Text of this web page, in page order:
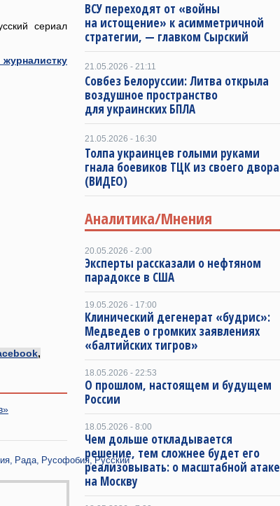
сериал
,
Рада Русофобия Русский
ВСУ переходят от «войны
на истощение» к асимметричной
стратегии, — главком Сырский
21.05.2026 - 21:11
Совбез Белоруссии: Литва открыла
воздушное пространство
для украинских БПЛА
21.05.2026 - 16:30
Толпа украинцев голыми руками
гнала боевиков ТЦК из своего двора
(ВИДЕО)
Аналитика/Мнения
20.05.2026 - 2:00
Эксперты рассказали о нефтяном
парадоксе в США
19.05.2026 - 17:00
Клинический дегенерат «будрис»:
Медведев о громких заявлениях
«балтийских тигров»
18.05.2026 - 22:53
О прошлом, настоящем и будущем
России
18.05.2026 - 8:00
Чем дольше откладывается
решение, тем сложнее будет его
реализовывать: о масштабной атаке
на Москву